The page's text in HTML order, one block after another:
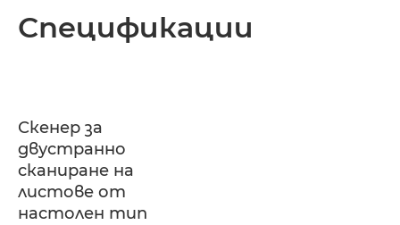
Спецификации
Скенер за
двустранно
сканиране на
листове от
настолен тип